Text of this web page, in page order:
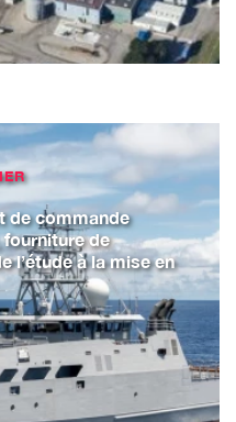
de commande
de
l’étude à la mise en